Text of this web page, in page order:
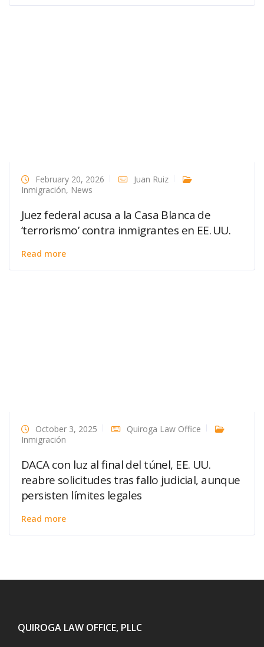
February 20, 2026
Juan Ruiz
Inmigración, News
Juez federal acusa a la Casa Blanca de
‘terrorismo’ contra inmigrantes en EE. UU.
Read more
October 3, 2025
Quiroga Law Office
Inmigración
DACA con luz al final del túnel, EE. UU.
reabre solicitudes tras fallo judicial, aunque
persisten límites legales
Read more
QUIROGA LAW OFFICE, PLLC